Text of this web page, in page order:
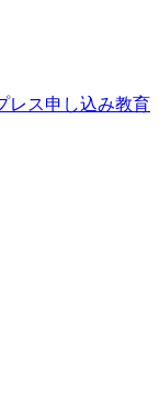
レス申し込み教育